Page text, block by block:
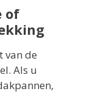
of
van de
Als u